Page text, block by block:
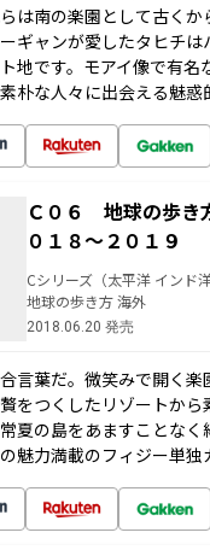
は南の楽園として古くか
ギャンが愛したタヒチ
地です。モアイ像で有名
朴な人々に出会える魅惑
Ｃ０６ 地球の歩
０１８～２０１９
Cシリーズ（太平洋 インド
地球の歩き方 海外
2018.06.20 発売
言葉だ。微笑みで開く楽
をつくしたリゾートから
夏の島をあますことなく
魅力満載のフィジー単独